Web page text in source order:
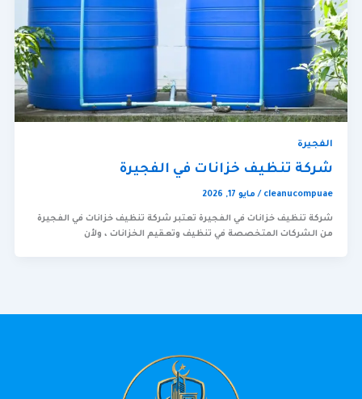
الفجيرة
شركة تنظيف خزانات في الفجيرة
cleanucompuae
/ مايو 17, 2026
شركة تنظيف خزانات في الفجيرة تعتبر شركة تنظيف خزانات في الفجيرة
من الشركات المتخصصة في تنظيف وتعقيم الخزانات ، ولأن